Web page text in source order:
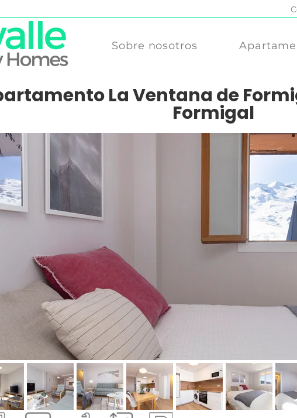
Sobre nosotros
La Ventana de
Formigal